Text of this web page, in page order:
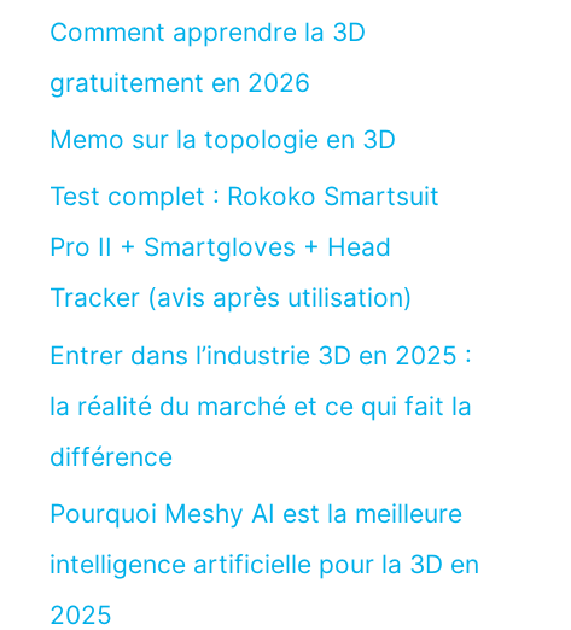
Comment apprendre la 3D
gratuitement en 2026
Memo sur la topologie en 3D
Test complet : Rokoko Smartsuit
Pro II + Smartgloves + Head
Tracker (avis après utilisation)
Entrer dans l’industrie 3D en 2025 :
la réalité du marché et ce qui fait la
différence
Pourquoi Meshy AI est la meilleure
intelligence artificielle pour la 3D en
2025